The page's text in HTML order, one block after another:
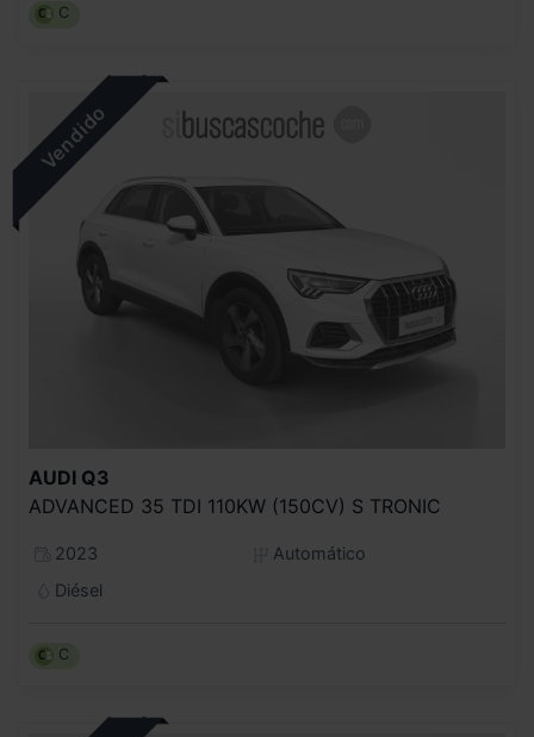
C
AUDI Q3
ADVANCED 35 TDI 110KW (150CV) S TRONIC
2023
Automático
Diésel
C